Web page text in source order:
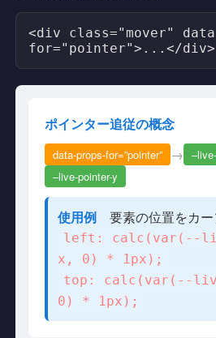
<div class="mover"
for="pointer">...</div>
ポインター追従の概念
data-props-for=”pointer” →
–live-pointer-y
使用例 要素の位置をカ
left: calc(var(--
x, 0) * 1px);
top: calc(var(--
0) * 1px);